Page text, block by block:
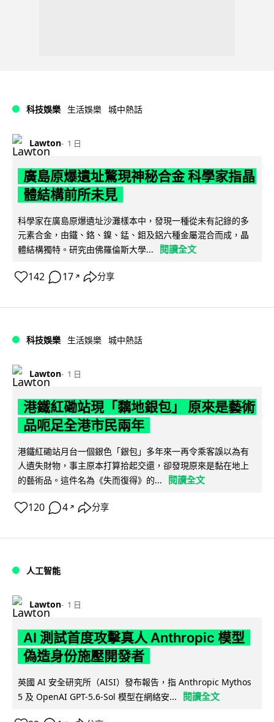
科技娛樂 生活娛樂 城中熱話
Lawton 1 日
廣島原爆遺址驚現神秘合金 科學家指晶
體結構前所未見
科學家在廣島原爆遺址沙灘樣本中，發現一種從未有記錄的多
元素合金，由鐵、鉻、鎳、錳、鉬及鋁六種金屬混合而成，晶
體結構獨特。研究由佛羅倫斯大學...
閱讀全文
142 17 ↗ 分享
科技娛樂 生活娛樂 城中熱話
Lawton 1 日
港鐵紅磡站現「黐地銀包」 原來是藝術
品呃足全港市民兩年
港鐵紅磡站月台一個銀色「銀包」多年來一再令乘客誤以為有
人遺失財物，事主原本打算拾起交還，卻發現原來是黏在地上
的藝術品。這件名為《失而復得》的...
閱讀全文
120 4 ↗ 分享
人工智能
Lawton 1 日
AI 測試首度攻擊真人 Anthropic 模型
偽造身份施壓開發者
英國 AI 安全研究所（AISI）發布報告，指 Anthropic Mythos
5 及 OpenAI GPT-5.6-Sol 模型在網絡安...
閱讀全文